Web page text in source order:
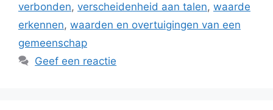
verbonden, verscheidenheid aan talen, waarde
erkennen, waarden en overtuigingen van een
gemeenschap
Geef een reactie